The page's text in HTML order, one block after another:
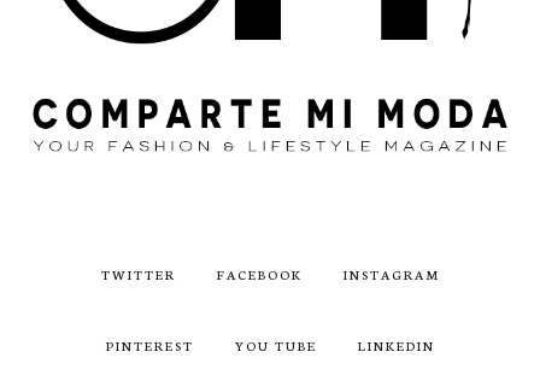
TWITTER FACEBOOK INSTAGRAM
PINTEREST YOU TUBE LINKEDIN